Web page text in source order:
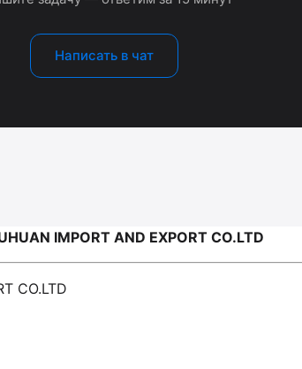
Написать в чат
IMPORT AND EXPORT CO.LTD
CO.LTD